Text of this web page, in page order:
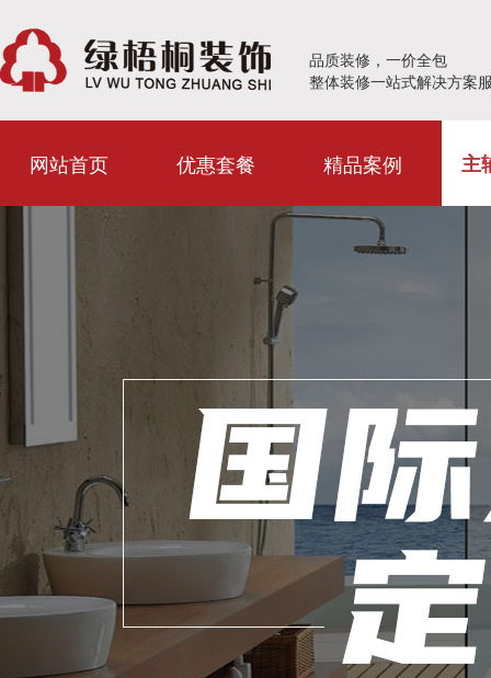
品质装修，一价全包
整体装修一站式解决方案
网站首页 优惠套餐 精品案例 主